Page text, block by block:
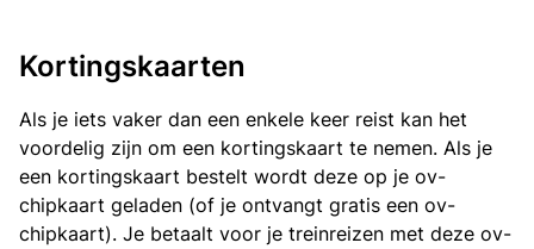
Kortingskaarten
Als je iets vaker dan een enkele keer reist kan het
voordelig zijn om een kortingskaart te nemen. Als je
een kortingskaart bestelt wordt deze op je ov-
chipkaart geladen (of je ontvangt gratis een ov-
chipkaart). Je betaalt voor je treinreizen met deze ov-